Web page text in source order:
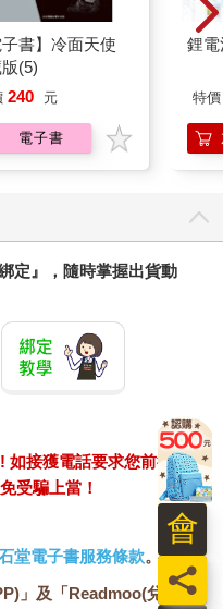
子書】冷面天使
(5)
240 元
電子書
鋰
特價
定』，隨時掌握出貨動
如接獲電話要求您前往
受騙上當！
堂電子書服務條款。
」及「Readmoo(兌換員
會